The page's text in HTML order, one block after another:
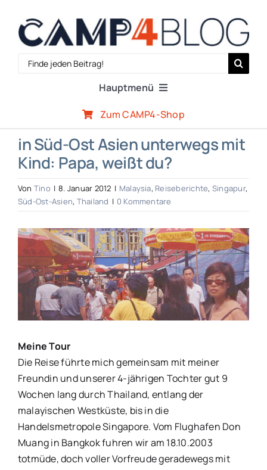
Inhalt
springen
Search
Hauptmenü
Reiseberichte
Expertenwissen
Outdoor-Szene
CAMP4-Team
Zum CAMP4-Shop
in Süd-Ost Asien unterwegs mit
Kind: Papa, weißt du?
Von Tino | 8. Januar 2012 | Malaysia, Reiseberichte, Singapur,
Süd-Ost-Asien, Thailand | 0 Kommentare
Zeige
grösseres
Bild
Meine Tour
Die Reise führte mich gemeinsam mit meiner
Freundin und unserer 4-jährigen Tochter gut 9
Wochen lang durch Thailand, entlang der
malayischen Westküste, bis in die
Handelsmetropole Singapore. Vom Flughafen Don
Muang in Bangkok fuhren wir am 18.10.2003
totmüde, doch voller Vorfreude geradewegs mit